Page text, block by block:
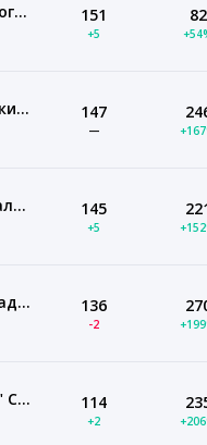
Русский музей фотографии
151
+5
82
Детский сад «Ростки» | Нижний Новгород
147
—
МКП "Теплоцентраль" ННР
145
+5
МАДОУ "Детский сад №466" Нижний Новгород
136
-2
ГБУ "РЦДПОВ "Дом" Сормовского района г.Н.Новгорода"
114
+2